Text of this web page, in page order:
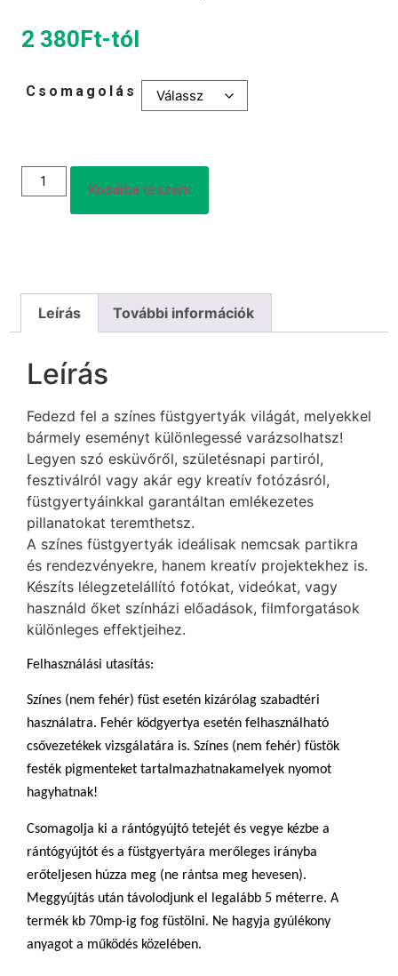
2 380Ft-tól
Csomagolás
Kosárba teszem
Leírás További információk
Leírás
Fedezd fel a színes füstgyertyák világát, melyekkel
bármely eseményt különlegessé varázsolhatsz!
Legyen szó esküvőről, születésnapi partiról,
fesztiválról vagy akár egy kreatív fotózásról,
füstgyertyáinkkal garantáltan emlékezetes
pillanatokat teremthetsz.
A színes füstgyertyák ideálisak nemcsak partikra
és rendezvényekre, hanem kreatív projektekhez is.
Készíts lélegzetelállító fotókat, videókat, vagy
használd őket színházi előadások, filmforgatások
különleges effektjeihez.
Felhasználási utasítás:
Színes (nem fehér) füst esetén kizárólag szabadtéri
használatra. Fehér ködgyertya esetén felhasználható
csővezetékek vizsgálatára is. Színes (nem fehér) füstök
festék pigmenteket tartalmazhatnakamelyek nyomot
hagyhatnak!
Csomagolja ki a rántógyújtó tetejét és vegye kézbe a
rántógyújtót és a füstgyertyára merőleges irányba
erőteljesen húzza meg (ne rántsa meg hevesen).
Meggyújtás után távolodjunk el legalább 5 méterre. A
termék kb 70mp-ig fog füstölni. Ne hagyja gyúlékony
anyagot a működés közelében.